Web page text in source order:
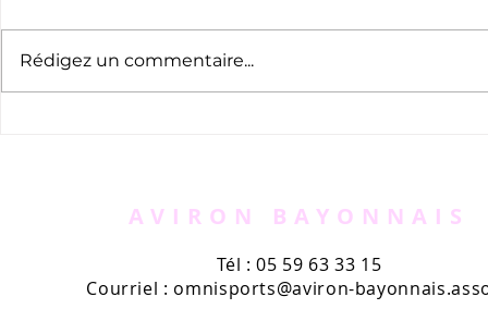
Rédigez un commentaire...
AVIRON BAYONNAIS
Tél : 05 59 63 33 15
Courriel : omnisports@aviron-